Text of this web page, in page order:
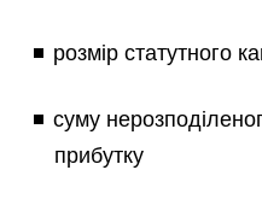
розмір статутного
суму
прибутку